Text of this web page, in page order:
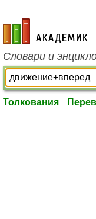
academic.ru
Словари и
Толкования